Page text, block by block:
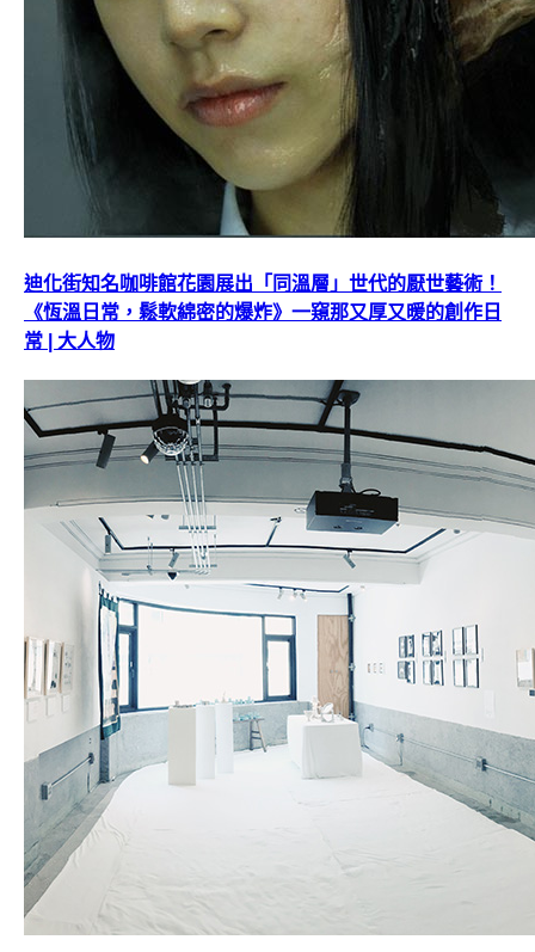
迪化街知名咖啡館花園展出「同溫層」世代的厭世藝術！
《恆溫日常，鬆軟綿密的爆炸》一窺那又厚又暖的創作日
常 | 大人物